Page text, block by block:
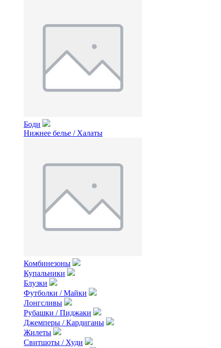
Боди
Нижнее белье / Халаты
Комбинезоны
Купальники
Блузки
Футболки / Майки
Лонгсливы
Рубашки / Пиджаки
Джемперы / Кардиганы
Жилеты
Свитшоты / Худи